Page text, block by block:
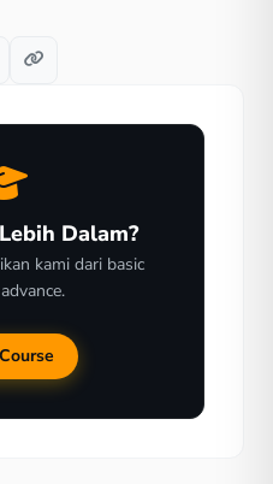
Dalam?
kami dari basic